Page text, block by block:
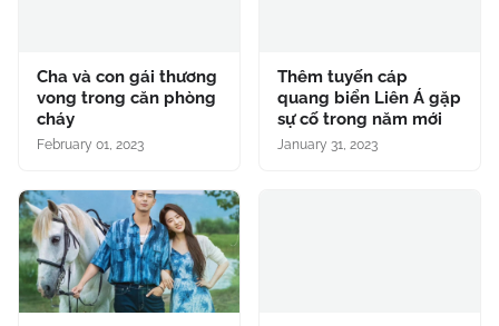
Cha và con gái thương
vong trong căn phòng
cháy
February 01, 2023
Thêm tuyến cáp
quang biển Liên Á gặp
sự cố trong năm mới
January 31, 2023